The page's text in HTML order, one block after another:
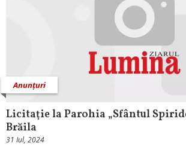
Anunțuri
Licitaţie la Parohia „Sfântul
Brăila
31 Iul, 2024